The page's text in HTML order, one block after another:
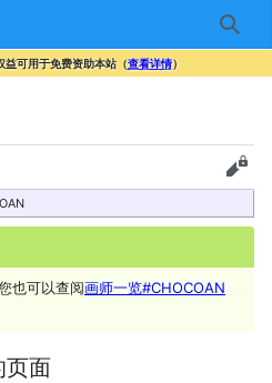
搜索
益可用于免费资助本站（查看详情）
查看
也可以查阅画师一览#CHOCOAN
页面